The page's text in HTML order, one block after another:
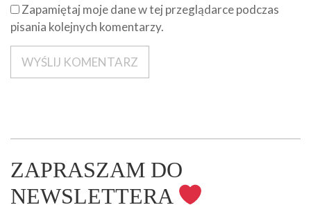
Zapamiętaj moje dane w tej przeglądarce podczas
pisania kolejnych komentarzy.
ZAPRASZAM DO
NEWSLETTERA